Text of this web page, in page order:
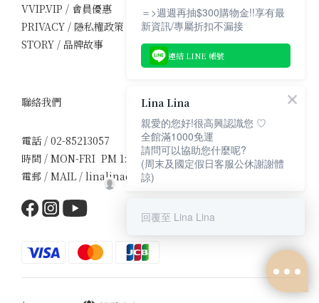
VVIP.VIP / 會員優惠
PRIVACY / 隱私權政策
STORY / 品牌故事
聯絡我們
電話 / 02-85213057
時間 / MON-FRI PM 1:30-5:00
電郵 / MAIL / linalinadress1107@gmail.com
＝>週週再抽$300購物金!!享有最
新資訊/專屬折扣不漏接
連結 LINE 帳號
Lina Lina
親愛的您好!很高興認識您 ♡
全館滿1000免運
請問可以協助您什麼呢?
(周末及國定假日客服公休謝謝體
諒)
回覆至 Lina Lina